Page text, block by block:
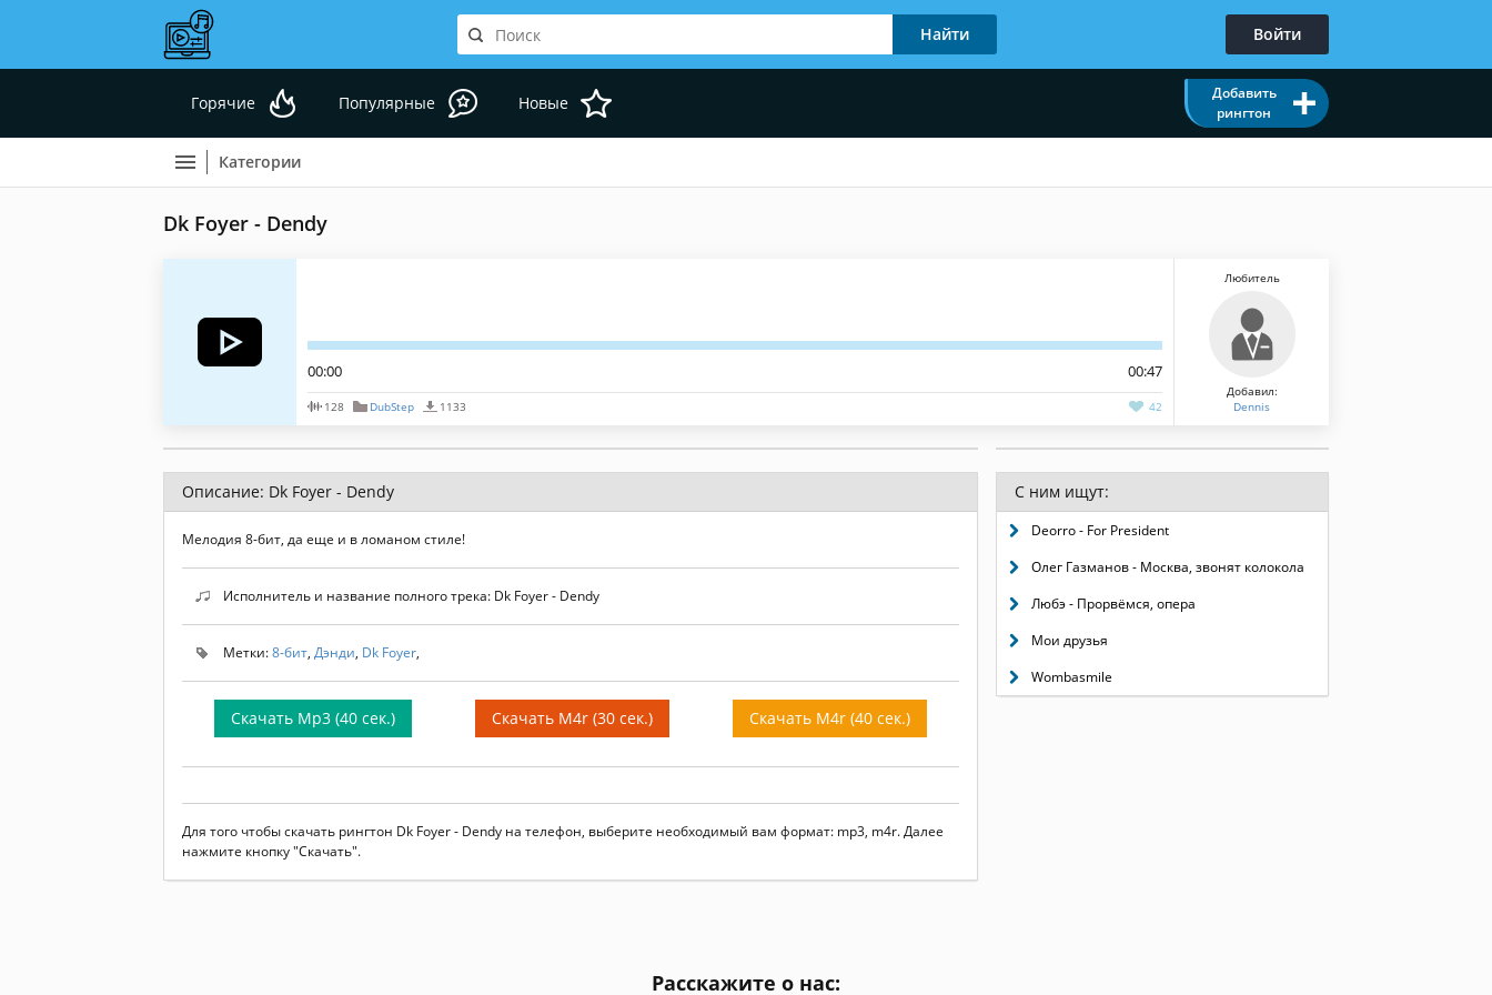
Войти
Горячие Популярные Новые
Добавить
рингтон
Категории
Dk Foyer - Dendy
00:00 00:47
128 DubStep 1133 42
Любитель
Добавил:
Dennis
Описание: Dk Foyer - Dendy
Мелодия 8-бит, да еще и в ломаном стиле!
Исполнитель и название полного трека: Dk Foyer - Dendy
Метки:8-бит, Дэнди, Dk Foyer,
Скачать Mp3 (40 сек.) Скачать M4r (30 сек.) Скачать M4r (40 сек.)
Для того чтобы скачать рингтон Dk Foyer - Dendy на телефон, выберите необходимый вам формат: mp3, m4r. Далее
нажмите кнопку "Скачать".
С ним ищут:
Deorro - For President
Олег Газманов - Москва, звонят колокола
Любэ - Прорвёмся, опера
Мои друзья
Wombasmile
Расскажите о нас: